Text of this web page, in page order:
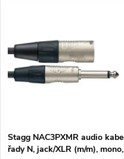
t
ů
t
ů
Stagg NAC3PXMR audio
řady N, jack/XLR (m/m), mono,